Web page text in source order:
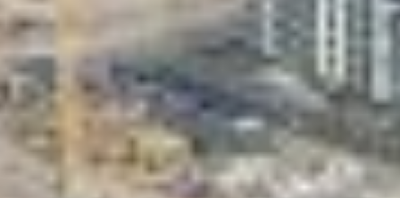
Lasten Lysti & LystiKylä-festivaali
Ohje
English